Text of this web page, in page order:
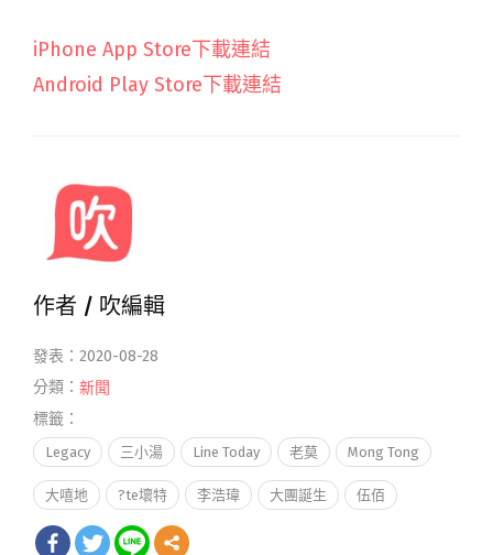
iPhone App Store下載連結
Android Play Store下載連結
作者 / 吹編輯
發表：2020-08-28
分類： 新聞
標籤：
Legacy 三小湯 Line Today 老莫 Mong Tong
大嘻地 ?te壞特 李浩瑋 大團誕生 伍佰